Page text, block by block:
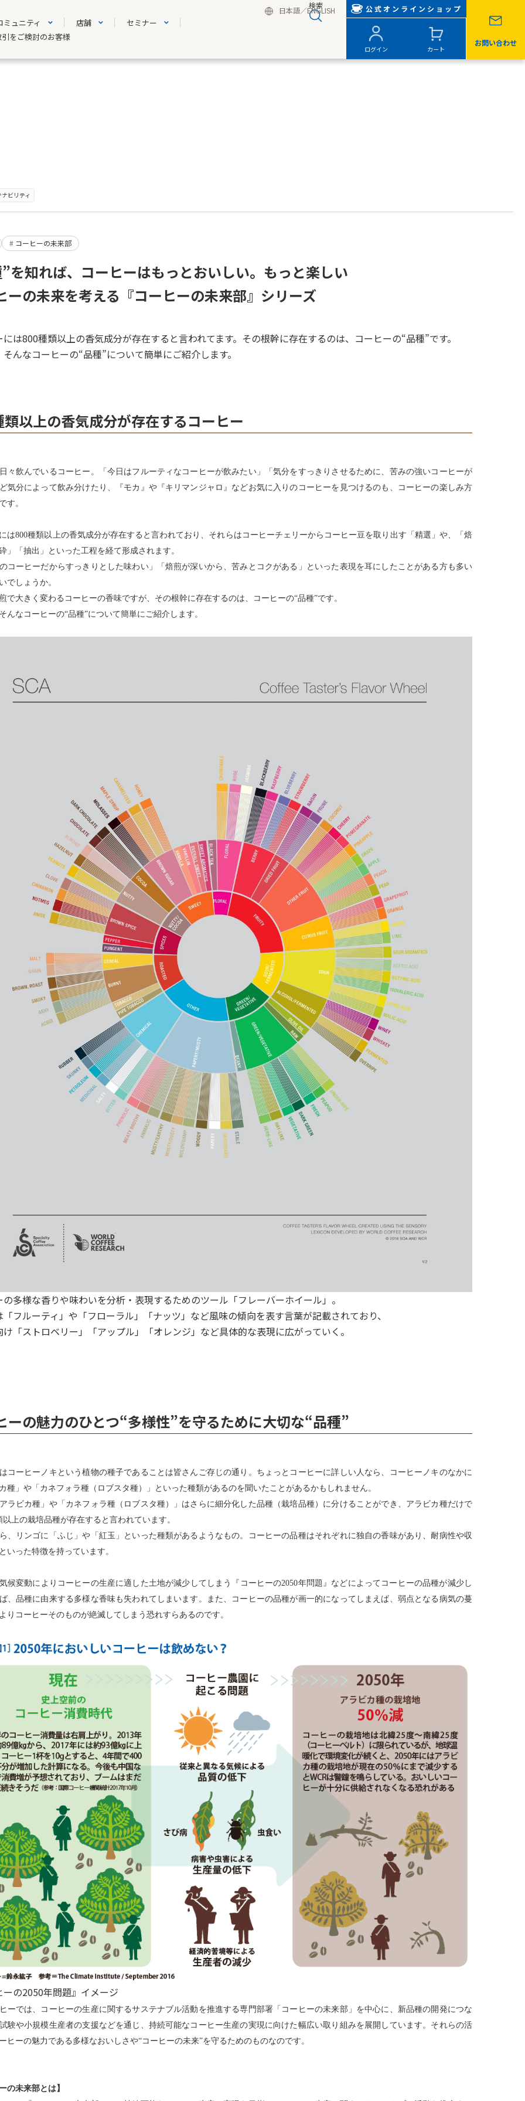
ミュニティ 店舗
セミナー
をご検討のお客様
日本語／ENGLISH
検索 公式オンラインショップ
ログイン カート
お問い合わせ
ビリティ
コーヒーの未来部
を知れば、コーヒーはもっとおいしい。もっと楽しい
ーの未来を考える『コーヒーの未来部』シリーズ
は800種類以上の香気成分が存在すると言われてます。その根幹に存在するのは、コーヒーの“品種”です。
んなコーヒーの“品種”について簡単にご紹介します。
以上の香気成分が存在するコーヒー
々飲んでいるコーヒー。「今日はフルーティなコーヒーが飲みたい」「気分をすっきりさせるために、苦みの強いコーヒーが
気分によって飲み分けたり、『モカ』や『キリマンジャロ』などお気に入りのコーヒーを見つけるのも、コーヒーの楽しみ方
す。
は800種類以上の香気成分が存在すると言われており、それらはコーヒーチェリーからコーヒー豆を取り出す「精選」や、「焙
」「抽出」といった工程を経て形成されます。
コーヒーだからすっきりとした味わい」「焙煎が深いから、苦みとコクがある」といった表現を耳にしたことがある方も多い
でしょうか。
で大きく変わるコーヒーの香味ですが、その根幹に存在するのは、コーヒーの“品種”です。
んなコーヒーの“品種”について簡単にご紹介します。
多様な香りや味わいを分析・表現するためのツール「フレーバーホイール」。
フルーティ」や「フローラル」「ナッツ」など風味の傾向を表す言葉が記載されており、
「ストロベリー」「アップル」「オレンジ」など具体的な表現に広がっていく。
ーの魅力のひとつ“多様性”を守るために大切な“品種”
コーヒーノキという植物の種子であることは皆さんご存じの通り。ちょっとコーヒーに詳しい人なら、コーヒーノキのなかに
種」や「カネフォラ種（ロブスタ種）」といった種類があるのを聞いたことがあるかもしれません。
ラビカ種」や「カネフォラ種（ロブスタ種）」はさらに細分化した品種（栽培品種）に分けることができ、アラビカ種だけで
以上の栽培品種が存在すると言われています。
、リンゴに「ふじ」や「紅玉」といった種類があるようなもの。コーヒーの品種はそれぞれに独自の香味があり、耐病性や収
いった特徴を持っています。
候変動によりコーヒーの生産に適した土地が減少してしまう『コーヒーの2050年問題』などによってコーヒーの品種が減少し
、品種に由来する多様な香味も失われてしまいます。また、コーヒーの品種が画一的になってしまえば、弱点となる病気の蔓
りコーヒーそのものが絶滅してしまう恐れすらあるのです。
ーの2050年問題』イメージ
ーでは、コーヒーの生産に関するサステナブル活動を推進する専門部署「コーヒーの未来部」を中心に、新品種の開発につな
験や小規模生産者の支援などを通じ、持続可能なコーヒー生産の実現に向けた幅広い取り組みを展開しています。それらの活
ヒーの魅力である多様なおいしさや“コーヒーの未来”を守るためのものなのです。
の未来部とは】